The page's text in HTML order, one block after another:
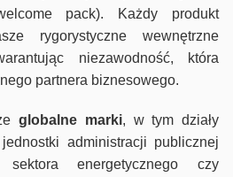
pack). Każdy produkt
rygorystyczne wewnętrzne
niezawodność, która
partnera biznesowego.
globalne marki, w tym działy
administracji publicznej
energetycznego czy